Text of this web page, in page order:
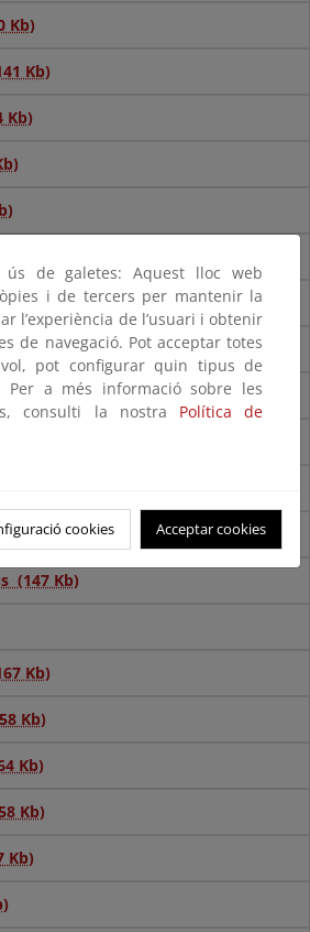
Kb)
Kb)
Kb)
Kb)
Kb)
(147 Kb)
Kb)
Kb)
Kb)
Kb)
Kb)
ús de galetes: Aquest lloc web
i de tercers per mantenir la
l’experiència de l’usuari i obtenir
de navegació. Pot acceptar totes
pot configurar quin tipus de
Per a més informació sobre les
consulti la nostra Política de
cookies Acceptar cookies